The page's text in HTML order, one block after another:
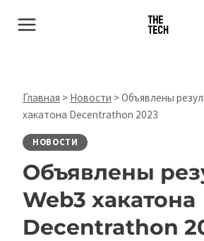
Главная > Новости >Объявлены
хакатона Decentrathon 2023
НОВОСТИ
Объявлены
Web3 хакатона
Decentrathon